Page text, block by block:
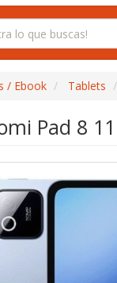
/ Ebook Tablets
Pad 8